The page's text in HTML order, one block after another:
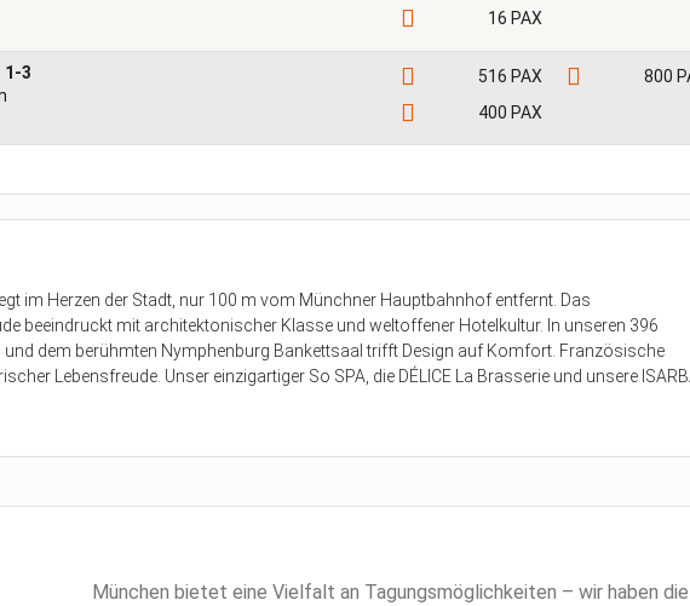
16 PAX
1-3
516 PAX
800
400 PAX
im Herzen der Stadt, nur 100 m vom Münchner Hauptbahnhof entfernt. Das
beeindruckt mit architektonischer Klasse und weltoffener Hotelkultur. In unseren 396
dem berühmten Nymphenburg Bankettsaal trifft Design auf Komfort. Französische
Lebensfreude. Unser einzigartiger So SPA, die DÉLICE La Brasserie und unsere
München bietet eine Vielfalt an Tagungsmöglichkeiten – wir haben